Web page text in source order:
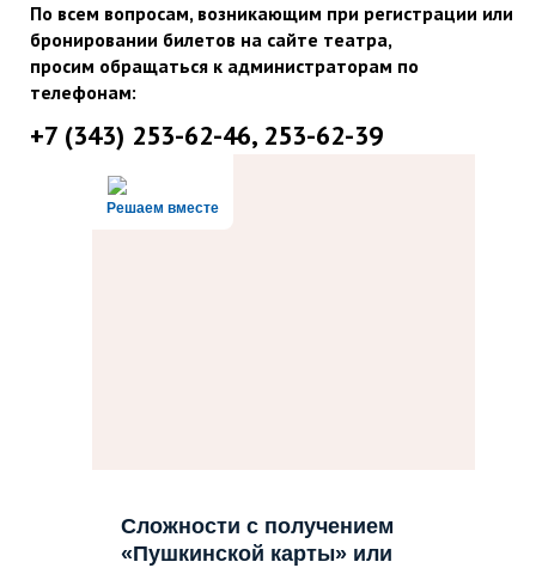
По всем вопросам, возникающим при регистрации или
бронировании билетов на сайте театра,
просим обращаться к администраторам по
телефонам:
+7 (343) 253-62-46, 253-62-39
Решаем вместе
Сложности с получением
«Пушкинской карты» или